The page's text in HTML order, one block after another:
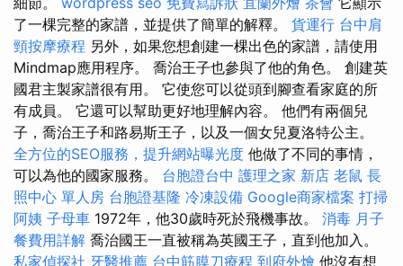
了一棵完整的家譜，並提供了簡單的解釋。 貨運行 台中肩
頸按摩療程 另外，如果您想創建一棵出色的家譜，請使用
Mindmap應用程序。 喬治王子也參與了他的角色。 創建英
國君主製家譜很有用。 它使您可以從頭到腳查看家庭的所
有成員。 它還可以幫助更好地理解內容。 他們有兩個兒
子，喬治王子和路易斯王子，以及一個女兒夏洛特公主。
全方位的SEO服務，提升網站曝光度 他做了不同的事情，
可以為他的國家服務。 台胞證台中 護理之家 新店 老鼠 長
照中心 單人房 台胞證基隆 冷凍設備 Google商家檔案 打掃
阿姨 子母車 1972年，他30歲時死於飛機事故。 消毒 月子
餐費用詳解 喬治國王一直被稱為英國王子，直到他加入。
私家偵探社 牙醫推薦 台中筋膜刀療程 到府外燴 他沒有想